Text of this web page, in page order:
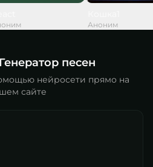
Аноним
песен
нейросети прямо на
сайте